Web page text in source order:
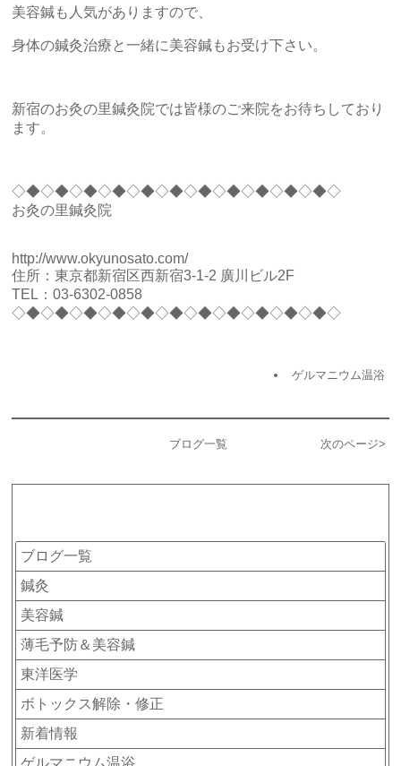
美容鍼も人気がありますので、
身体の鍼灸治療と一緒に美容鍼もお受け下さい。
新宿のお灸の里鍼灸院では皆様のご来院をお待ちしており
ます。
◇◆◇◆◇◆◇◆◇◆◇◆◇◆◇◆◇◆◇◆◇◆◇
お灸の里鍼灸院
http://www.okyunosato.com/
住所：東京都新宿区西新宿3-1-2 廣川ビル2F
TEL：03-6302-0858
◇◆◇◆◇◆◇◆◇◆◇◆◇◆◇◆◇◆◇◆◇◆◇
ゲルマニウム温浴
ブログ一覧 次のページ>
ブログ一覧
鍼灸
美容鍼
薄毛予防＆美容鍼
東洋医学
ボトックス解除・修正
新着情報
ゲルマニウム温浴